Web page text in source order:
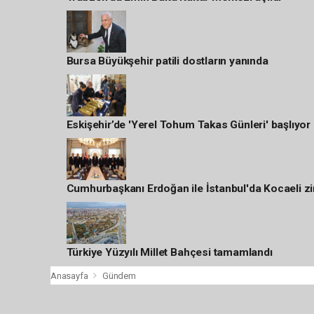
Bursa Büyükşehir patili dostların yanında
Eskişehir’de 'Yerel Tohum Takas Günleri' başlıyor
Cumhurbaşkanı Erdoğan ile İstanbul'da Kocaeli
Türkiye Yüzyılı Millet Bahçesi tamamlandı
Anasayfa Gündem